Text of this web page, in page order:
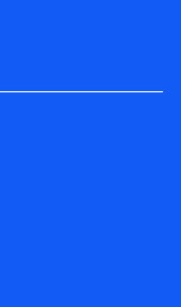
ンネット日
ータを共同利